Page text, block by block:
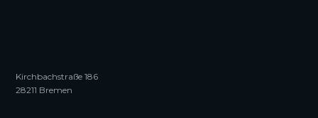
Kirchbachstraße 186
28211 Bremen